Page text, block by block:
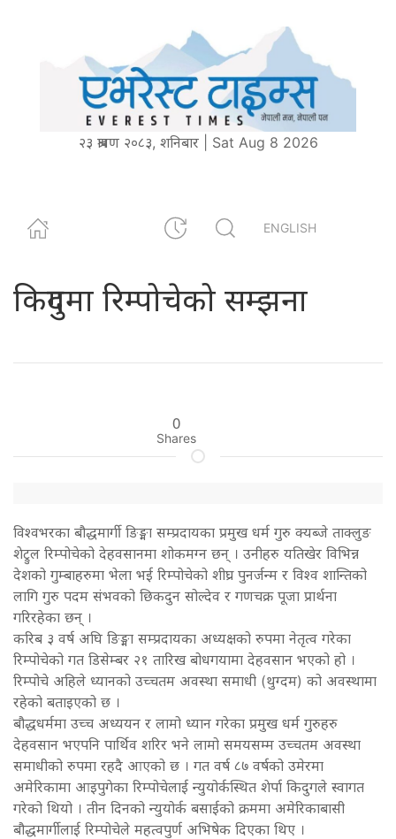
२३ श्रावण २०८३, शनिबार | Sat Aug 8 2026
ENGLISH
किदुगमा रिम्पोचेको सम्झना
0
Shares
विश्वभरका बौद्धमार्गी ङिङ्मा सम्प्रदायका प्रमुख धर्म गुरु क्यब्जे ताक्लुङ
शेट्रुल रिम्पोचेको देहवसानमा शोकमग्न छन् । उनीहरु यतिखेर विभिन्न
देशको गुम्बाहरुमा भेला भई रिम्पोचेको शीघ्र पुनर्जन्म र विश्व शान्तिको
लागि गुरु पदम संभवको छिकदुन सोल्देव र गणचक्र पूजा प्रार्थना
गरिरहेका छन् ।
करिब ३ वर्ष अघि ङिङ्मा सम्प्रदायका अध्यक्षको रुपमा नेतृत्व गरेका
रिम्पोचेको गत डिसेम्बर २१ तारिख बोधगयामा देहवसान भएको हो ।
रिम्पोचे अहिले ध्यानको उच्चतम अवस्था समाधी (थुग्दम) को अवस्थामा
रहेको बताइएको छ ।
बौद्धधर्ममा उच्च अध्ययन र लामो ध्यान गरेका प्रमुख धर्म गुरुहरु
देहवसान भएपनि पार्थिव शरिर भने लामो समयसम्म उच्चतम अवस्था
समाधीको रुपमा रहदै आएको छ । गत वर्ष ८७ वर्षको उमेरमा
अमेरिकामा आइपुगेका रिम्पोचेलाई न्युयोर्कस्थित शेर्पा किदुगले स्वागत
गरेको थियो । तीन दिनको न्युयोर्क बसाईको क्रममा अमेरिकाबासी
बौद्धमार्गीलाई रिम्पोचेले महत्वपुर्ण अभिषेक दिएका थिए ।